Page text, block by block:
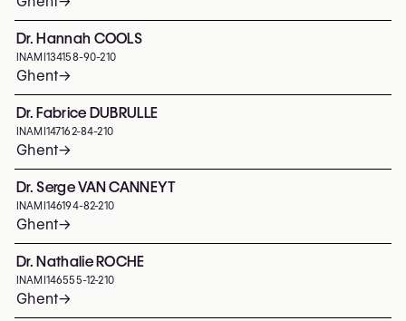
Dr. Hannah COOLS
INAMI 134158-90-210
Ghent→
Dr. Fabrice DUBRULLE
INAMI 147162-84-210
Ghent→
Dr. Serge VAN CANNEYT
INAMI 146194-82-210
Ghent→
Dr. Nathalie ROCHE
INAMI 146555-12-210
Ghent→